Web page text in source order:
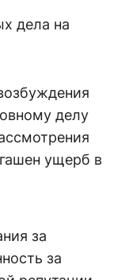
дела на
делу
ущерб в
за
за